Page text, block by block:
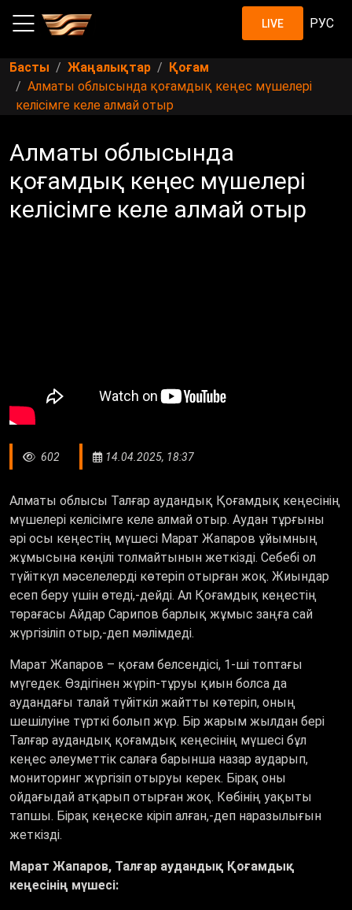
LIVE РУС
Басты Жаңалықтар
Қоғам
Алматы облысында қоғамдық кеңес мүшелері
келісімге келе алмай отыр
Алматы облысында
қоғамдық кеңес мүшелері
келісімге келе алмай отыр
602 14.04.2025, 18:37
Алматы облысы Талғар аудандық Қоғамдық кеңесінің
мүшелері келісімге келе алмай отыр. Аудан тұрғыны
әрі осы кеңестің мүшесі Марат Жапаров ұйымның
жұмысына көңілі толмайтынын жеткізді. Себебі ол
түйіткүл мәселелерді көтеріп отырған жоқ. Жиындар
есеп беру үшін өтеді,-дейді. Ал Қоғамдық кеңестің
төрағасы Айдар Сарипов барлық жұмыс заңға сай
жүргізіліп отыр,-деп мәлімдеді.
Марат Жапаров – қоғам белсендісі, 1-ші топтағы
мүгедек. Өздігінен жүріп-тұруы қиын болса да
аудандағы талай түйіткіл жайтты көтеріп, оның
шешілуіне түрткі болып жүр. Бір жарым жылдан бері
Талғар аудандық қоғамдық кеңесінің мүшесі бұл
кеңес әлеуметтік салаға барынша назар аударып,
мониторинг жүргізіп отыруы керек. Бірақ оны
ойдағыдай атқарып отырған жоқ. Көбінің уақыты
тапшы. Бірақ кеңеске кіріп алған,-деп наразылығын
жеткізді.
Марат Жапаров, Талғар аудандық Қоғамдық
кеңесінің мүшесі: